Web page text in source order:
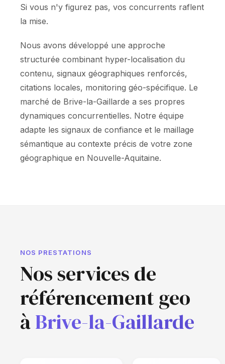
Si vous n'y figurez pas, vos concurrents raflent
la mise.
Nous avons développé une approche
structurée combinant hyper-localisation du
contenu, signaux géographiques renforcés,
citations locales, monitoring géo-spécifique. Le
marché de Brive-la-Gaillarde a ses propres
dynamiques concurrentielles. Notre équipe
adapte les signaux de confiance et le maillage
sémantique au contexte précis de votre zone
géographique en Nouvelle-Aquitaine.
NOS PRESTATIONS
Nos services de
référencement geo
àBrive-la-Gaillarde